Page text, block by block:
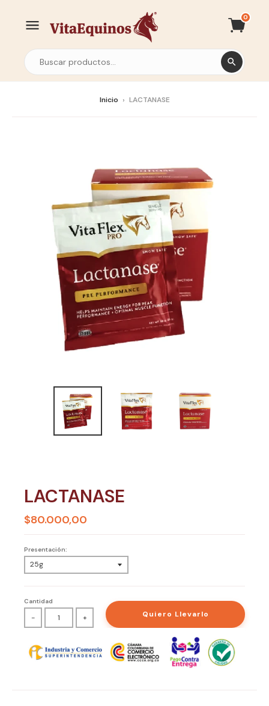
0
Inicio › LACTANASE
LACTANASE
$80.000,00
Presentación:
Cantidad
- + Quiero Llevarlo